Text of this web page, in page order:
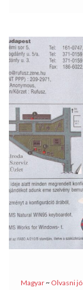
Magyar~ Olvasni jó